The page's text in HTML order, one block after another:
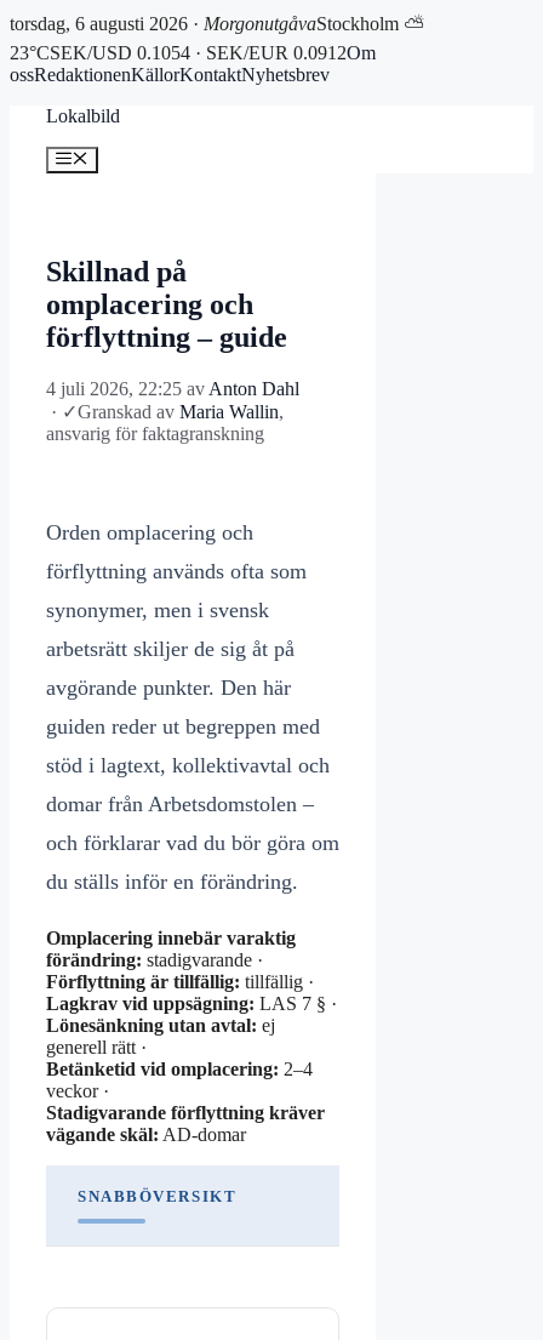
torsdag, 6 augusti 2026 · MorgonutgåvaStockholm ⛅
23°CSEK/USD 0.1054 · SEK/EUR 0.0912Om
ossRedaktionenKällorKontaktNyhetsbrev
Lokalbild
Meny
Skillnad på
omplacering och
förflyttning – guide
4 juli 2026, 22:25 av Anton Dahl
· ✓Granskad av Maria Wallin,
ansvarig för faktagranskning
Orden omplacering och
förflyttning används ofta som
synonymer, men i svensk
arbetsrätt skiljer de sig åt på
avgörande punkter. Den här
guiden reder ut begreppen med
stöd i lagtext, kollektivavtal och
domar från Arbetsdomstolen –
och förklarar vad du bör göra om
du ställs inför en förändring.
Omplacering innebär varaktig
förändring: stadigvarande ·
Förflyttning är tillfällig: tillfällig ·
Lagkrav vid uppsägning: LAS 7 § ·
Lönesänkning utan avtal: ej
generell rätt ·
Betänketid vid omplacering: 2–4
veckor ·
Stadigvarande förflyttning kräver
vägande skäl: AD-domar
SNABBÖVERSIKT